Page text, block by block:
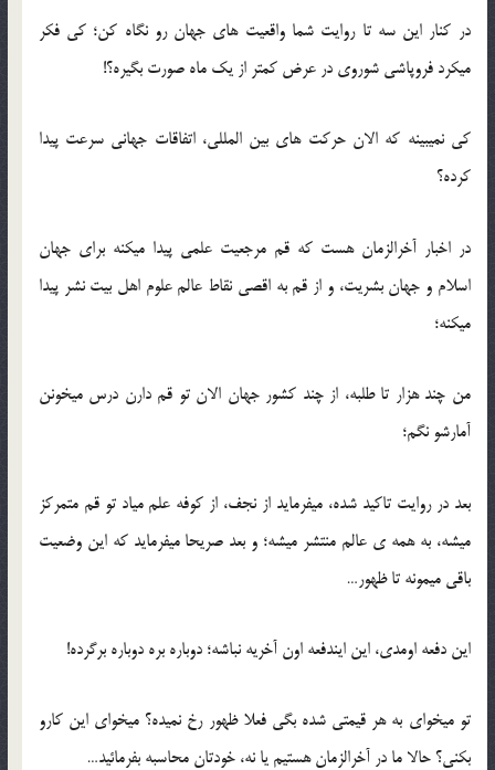
در کنار این سه تا روایت شما واقعیت های جهان رو نگاه کن؛ کی فکر
میکرد فروپاشی شوروی در عرض کمتر از یک ماه صورت بگیره؟!
کی نمیبینه که الان حرکت های بین المللی، اتفاقات جهانی سرعت پیدا
کرده؟
در اخبار آخرالزمان هست که قم مرجعیت علمی پیدا میکنه برای جهان
اسلام و جهان بشریت، و از قم به اقصی نقاط عالم علوم اهل بیت نشر پیدا
میکنه؛
من چند هزار تا طلبه، از چند کشور جهان الان تو قم دارن درس میخونن
آمارشو نگم؛
بعد در روایت تاکید شده، میفرماید از نجف، از کوفه علم میاد تو قم متمرکز
میشه، به همه ی عالم منتشر میشه؛ و بعد صریحا میفرماید که این وضعیت
باقی میمونه تا ظهور…
این دفعه اومدی، این ایندفعه اون آخریه نباشه؛ دوباره بره دوباره برگرده!
تو میخوای به هر قیمتی شده بگی فعلا ظهور رخ نمیده؟ میخوای این کارو
بکنی؟ حالا ما در آخرالزمان هستیم یا نه، خودتان محاسبه بفرمائید…